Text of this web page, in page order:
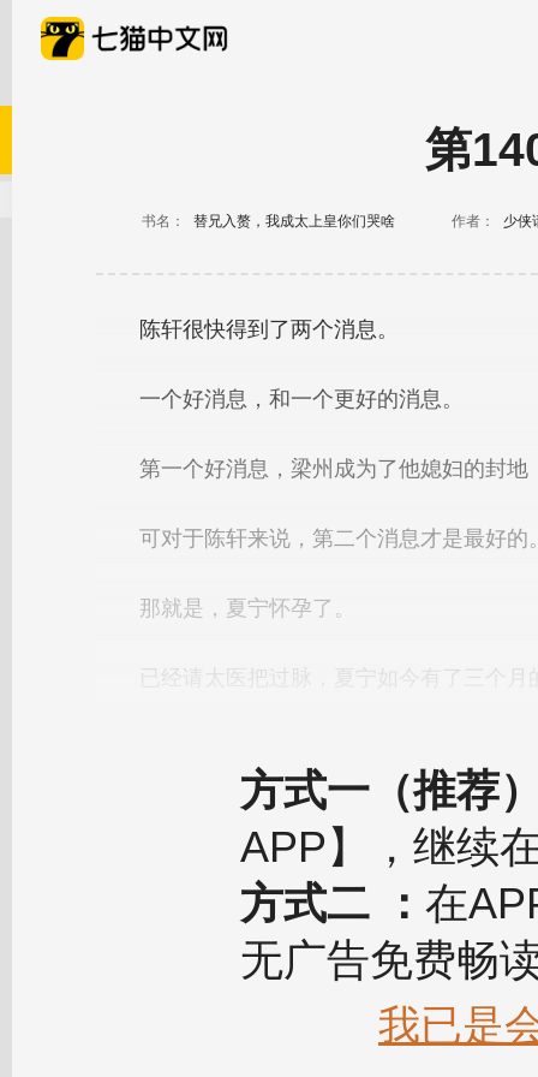
第
书名： 替兄入赘，我成太上皇你们哭啥 作者： 少侠
方式一（推荐
APP】，继续
方式二 ： 在
无广告免费畅
我已是